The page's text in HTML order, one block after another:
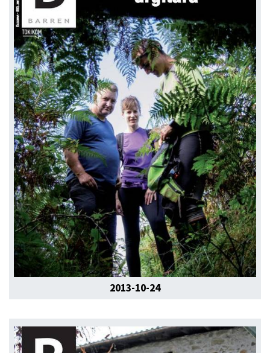
2013-10-24